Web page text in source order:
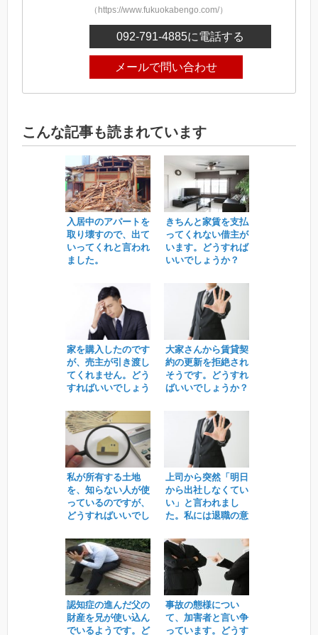
（https://www.fukuokabengo.com/）
092-791-4885に電話する
メールで問い合わせ
こんな記事も読まれています
入居中のアパートを
取り壊すので、出て
いってくれと言われ
ました。
きちんと家賃を支払
ってくれない借主が
います。どうすれば
いいでしょうか？
家を購入したのです
が、売主が引き渡し
てくれません。どう
すればいいでしょう
大家さんから賃貸契
約の更新を拒絶され
そうです。どうすれ
ばいいでしょうか？
私が所有する土地
を、知らない人が使
っているのですが、
どうすればいいでし
上司から突然「明日
から出社しなくてい
い」と言われまし
た。私には退職の意
うすればいいでしょ
うか？
認知症の進んだ父の
財産を兄が使い込ん
でいるようです。ど
事故の態様につい
て、加害者と言い争
っています。どうす